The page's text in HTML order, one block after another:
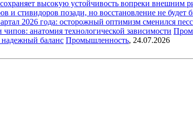
высокую устойчивость вопреки внешним
и стивидоров позади, но восстановление не будет
2026 года: осторожный оптимизм сменился
анатомия технологической зависимости
надежный баланс Промышленность, 24.07.2026